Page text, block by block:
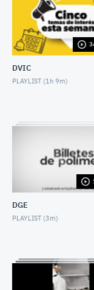
JULY
JUNE
MAY
DVIC
PLAYLIST (1h 9m)
DGE
PLAYLIST (3m)